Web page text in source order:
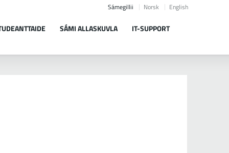
Sámegillii Norsk English
SÁMI ALLASKUVLA IT-SUPPORT